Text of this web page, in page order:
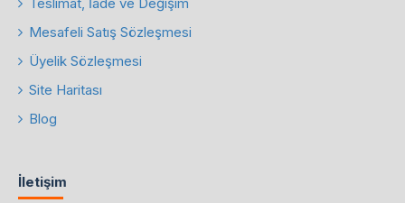
Mesafeli Satış Sözleşmesi
Üyelik Sözleşmesi
Site Haritası
Blog
İletişim